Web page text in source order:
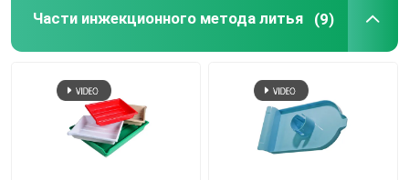
Части инжекционного метода литья (9)